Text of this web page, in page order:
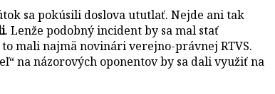
sa pokúsili doslova ututlať. Nejde ani tak
. Lenže podobný incident by sa mal stať
mali najmä novinári verejno-právnej RTVS.
na názorových oponentov by sa dali využiť na